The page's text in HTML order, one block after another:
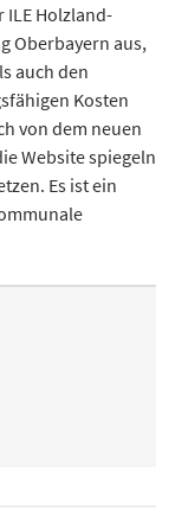
ILE Holzland-
Oberbayern aus,
auch den
Kosten
von dem neuen
Website spiegeln
Es ist ein